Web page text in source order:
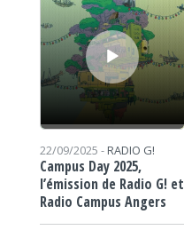
22/09/2025 - RADIO G!
Campus Day 2025,
l’émission de Radio G! et
Radio Campus Angers